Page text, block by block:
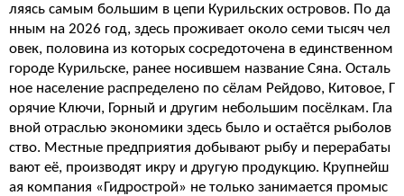
ляясь самым большим в цепи Курильских островов. По да
нным на 2026 год, здесь проживает около семи тысяч чел
овек, половина из которых сосредоточена в единственном
городе Курильске, ранее носившем название Сяна. Осталь
ное население распределено по сёлам Рейдово, Китовое, Г
орячие Ключи, Горный и другим небольшим посёлкам. Гла
вной отраслью экономики здесь было и остаётся рыболов
ство. Местные предприятия добывают рыбу и перерабаты
вают её, производят икру и другую продукцию. Крупнейш
ая компания «Гидрострой» не только занимается промыс